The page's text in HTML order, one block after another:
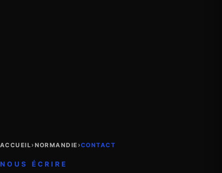
ACCUEIL› NORMANDIE ›CONTACT
NOUS ÉCRIRE